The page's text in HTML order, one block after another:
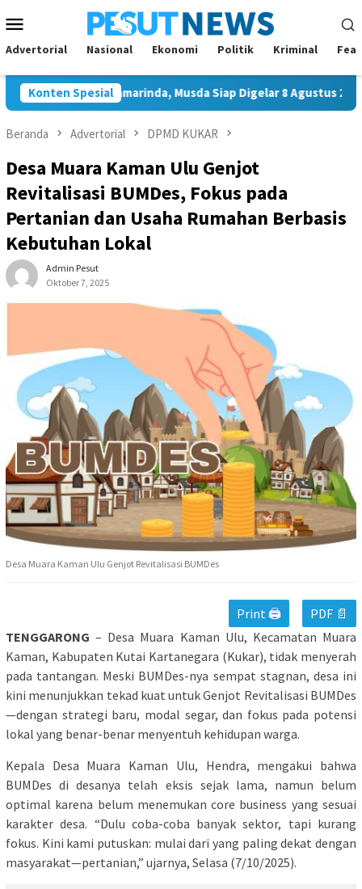
ke
kontenMobile
Advertorial Nasional Ekonomi Politik Kriminal
Konten Spesial
Golkar Samarinda, Musda Siap Digelar 8 Agustus 2026
Beranda Advertorial DPMD KUKAR
Desa Muara Kaman Ulu Genjot
Revitalisasi BUMDes, Fokus pada
Pertanian dan Usaha Rumahan Berbasis
Kebutuhan Lokal
Admin Pesut
Oktober 7, 2025
Desa Muara Kaman Ulu Genjot Revitalisasi BUMDes
Print 🖨
PDF 📄
TENGGARONG – Desa Muara Kaman Ulu, Kecamatan Muara
Kaman, Kabupaten Kutai Kartanegara (Kukar), tidak menyerah
pada tantangan. Meski BUMDes-nya sempat stagnan, desa ini
kini menunjukkan tekad kuat untuk Genjot Revitalisasi BUMDes
—dengan strategi baru, modal segar, dan fokus pada potensi
lokal yang benar-benar menyentuh kehidupan warga.
Kepala Desa Muara Kaman Ulu, Hendra, mengakui bahwa
BUMDes di desanya telah eksis sejak lama, namun belum
optimal karena belum menemukan core business yang sesuai
karakter desa. “Dulu coba-coba banyak sektor, tapi kurang
fokus. Kini kami putuskan: mulai dari yang paling dekat dengan
masyarakat—pertanian,” ujarnya, Selasa (7/10/2025).